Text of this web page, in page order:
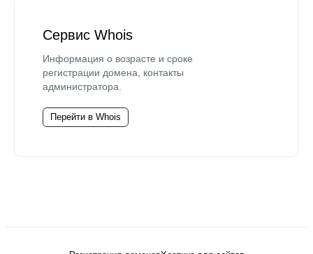
Сервис Whois
Информация о возрасте и сроке
регистрации домена, контакты
администратора.
Перейти в Whois